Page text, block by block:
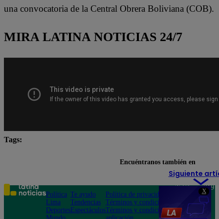
X
una convocatoria de la Central Obrera Boliviana (COB).
MIRA LATINA NOTICIAS 24/7
Tags:
Siguiente
Encuéntranos también en
Política
Lima
Deportes
Te ayudo
Tendencias
Espectáculos
Política de privacidad
Términos y condiciones
Términos y condiciones
Teléfono: 219
Av. San
Felipe 968